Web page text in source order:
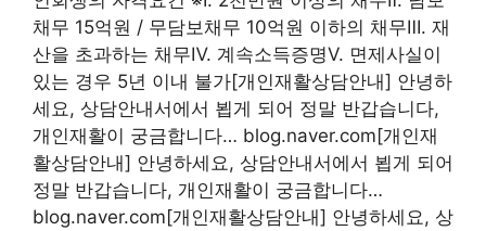
채무 15억원 / 무담보채무 10억원 이하의 채무Ⅲ. 재
산을 초과하는 채무Ⅳ. 계속소득증명Ⅴ. 면제사실이
있는 경우 5년 이내 불가[개인재활상담안내] 안녕하
세요, 상담안내서에서 뵙게 되어 정말 반갑습니다,
개인재활이 궁금합니다… blog.naver.com[개인재
활상담안내] 안녕하세요, 상담안내서에서 뵙게 되어
정말 반갑습니다, 개인재활이 궁금합니다…
blog.naver.com[개인재활상담안내] 안녕하세요, 상